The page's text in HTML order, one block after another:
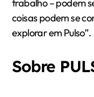
trabalho – podem
coisas podem se
explorar em Pulso”.
Sobre